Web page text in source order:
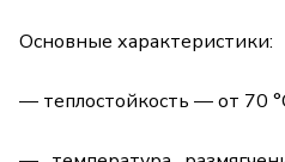
Основные характеристики:
— теплостойкость — от 70